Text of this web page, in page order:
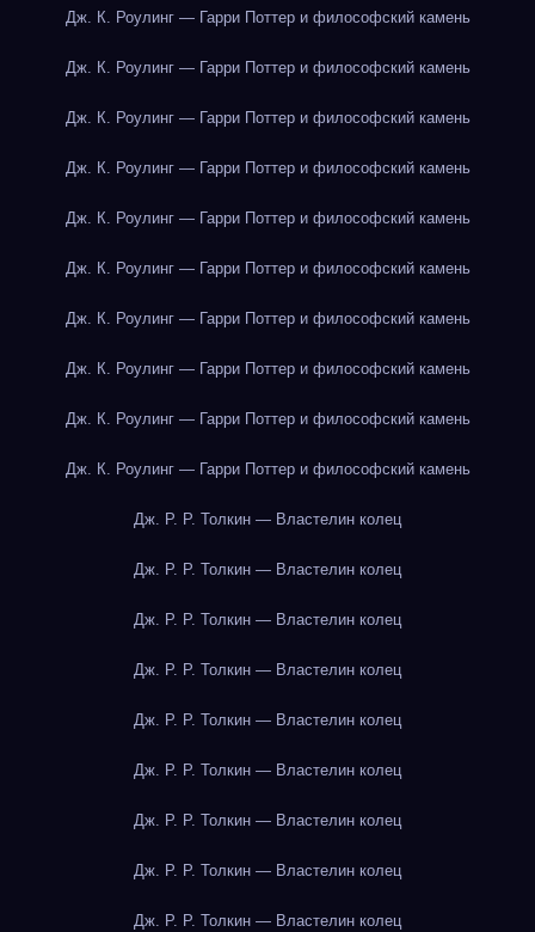
Дж. К. Роулинг — Гарри Поттер и философский камень
Дж. К. Роулинг — Гарри Поттер и философский камень
Дж. К. Роулинг — Гарри Поттер и философский камень
Дж. К. Роулинг — Гарри Поттер и философский камень
Дж. К. Роулинг — Гарри Поттер и философский камень
Дж. К. Роулинг — Гарри Поттер и философский камень
Дж. К. Роулинг — Гарри Поттер и философский камень
Дж. К. Роулинг — Гарри Поттер и философский камень
Дж. К. Роулинг — Гарри Поттер и философский камень
Дж. К. Роулинг — Гарри Поттер и философский камень
Дж. Р. Р. Толкин — Властелин колец
Дж. Р. Р. Толкин — Властелин колец
Дж. Р. Р. Толкин — Властелин колец
Дж. Р. Р. Толкин — Властелин колец
Дж. Р. Р. Толкин — Властелин колец
Дж. Р. Р. Толкин — Властелин колец
Дж. Р. Р. Толкин — Властелин колец
Дж. Р. Р. Толкин — Властелин колец
Дж. Р. Р. Толкин — Властелин колец